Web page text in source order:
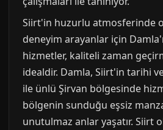
Siirt'in huzurlu atmosferinde
deneyim arayanlar için
hizmetler, kaliteli zaman
idealdir. Damla, Siirt'in tarihi
ile ünlü Şirvan bölgesinde
bölgenin sunduğu eşsiz
unutulmaz anlar yaşatır. Siirt